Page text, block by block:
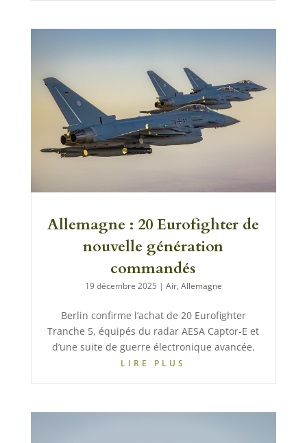
Allemagne : 20 Eurofighter de
nouvelle génération
commandés
19 décembre 2025 | Air, Allemagne
Berlin confirme l’achat de 20 Eurofighter
Tranche 5, équipés du radar AESA Captor-E et
d’une suite de guerre électronique avancée.
LIRE PLUS